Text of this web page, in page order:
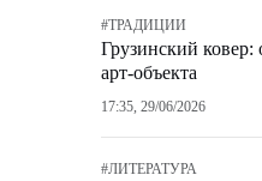
#ТРАДИЦИИ
Грузинский ковер:
арт-объекта
17:35, 29/06/2026
#ЛИТЕРАТУРА